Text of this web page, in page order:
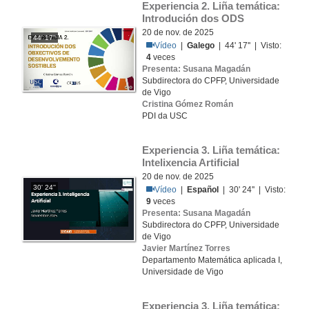
44' 17''
Experiencia 2. Liña temática:
Introdución dos ODS
20 de nov. de 2025
Vídeo |Galego | 44' 17'' | Visto:
4 veces
Presenta: Susana Magadán
Subdirectora do CPFP, Universidade
de Vigo
Cristina Gómez Román
PDI da USC
30' 24''
Experiencia 3. Liña temática:
Intelixencia Artificial
20 de nov. de 2025
Vídeo
Español
| 30' 24'' | Visto:
9 veces
Presenta: Susana Magadán
Subdirectora do CPFP, Universidade
de Vigo
Javier Martínez Torres
Departamento Matemática aplicada I,
Universidade de Vigo
Experiencia 3. Liña temática: